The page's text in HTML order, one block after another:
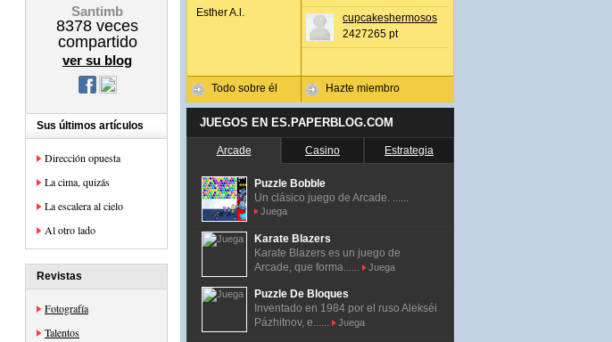
Santimb
8378 veces
compartido
ver su blog
Sus últimos artículos
Dirección opuesta
La cima, quizás
La escalera al cielo
Al otro lado
Revistas
Fotografía
Talentos
Esther A.l.
Todo sobre él
cupcakeshermosos
2427265 pt
Hazte miembro
JUEGOS EN ES.PAPERBLOG.COM
Arcade Casino Estrategia
Puzzle Bobble
Un clásico juego de Arcade. ......
Juega
Karate Blazers
Karate Blazers es un juego de
Arcade, que forma......
Juega
Puzzle De Bloques
Inventado en 1984 por el ruso Alekséi
Pázhitnov, e......
Juega